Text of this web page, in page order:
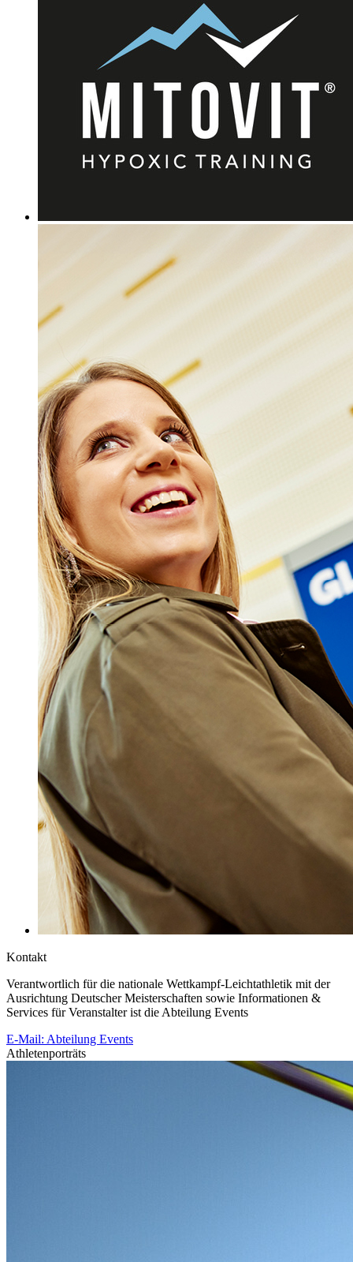
Kontakt
Verantwortlich für die nationale Wettkampf-Leichtathletik mit der
Ausrichtung Deutscher Meisterschaften sowie Informationen &
Services für Veranstalter ist die Abteilung Events
E-Mail: Abteilung Events
Athletenporträts